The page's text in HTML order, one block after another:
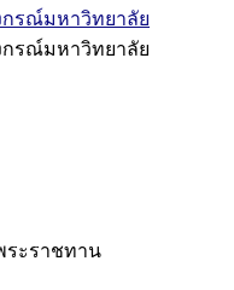
กรณ์มหาวิทยาลัย
กรณ์มหาวิทยาลัย
ระราชทาน